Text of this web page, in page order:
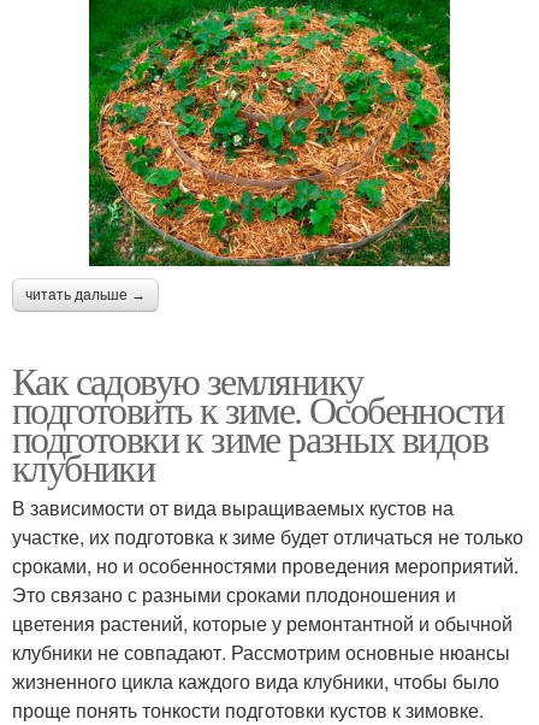
читать дальше →
Как садовую землянику
подготовить к зиме. Особенности
подготовки к зиме разных видов
клубники
В зависимости от вида выращиваемых кустов на
участке, их подготовка к зиме будет отличаться не только
сроками, но и особенностями проведения мероприятий.
Это связано с разными сроками плодоношения и
цветения растений, которые у ремонтантной и обычной
клубники не совпадают. Рассмотрим основные нюансы
жизненного цикла каждого вида клубники, чтобы было
проще понять тонкости подготовки кустов к зимовке.